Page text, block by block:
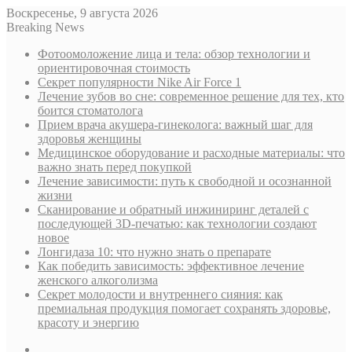
Воскресенье, 9 августа 2026
Breaking News
Фотоомоложение лица и тела: обзор технологии и
ориентировочная стоимость
Секрет популярности Nike Air Force 1
Лечение зубов во сне: современное решение для тех, кто
боится стоматолога
Прием врача акушера-гинеколога: важный шаг для
здоровья женщины
Медицинское оборудование и расходные материалы: что
важно знать перед покупкой
Лечение зависимости: путь к свободной и осознанной
жизни
Сканирование и обратный инжиниринг деталей с
последующей 3D-печатью: как технологии создают
новое
Лонгидаза 10: что нужно знать о препарате
Как победить зависимость: эффективное лечение
женского алкоголизма
Секрет молодости и внутреннего сияния: как
премиальная продукция помогает сохранять здоровье,
красоту и энергию